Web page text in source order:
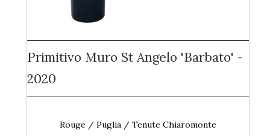
Primitivo Muro St Angelo 'Barbato' -
2020
Rouge / Puglia / Tenute Chiaromonte